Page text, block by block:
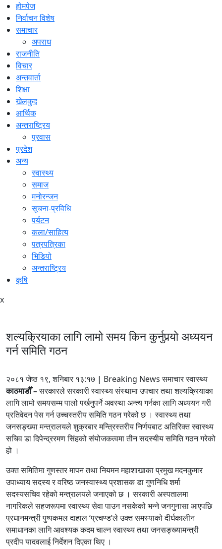
होमपेज
निर्वाचन विशेष
समाचार
अपराध
राजनीति
विचार
अन्तवार्ता
शिक्षा
खेलकुद
आर्थिक
अन्तराष्ट्रिय
प्रवास
प्रदेश
अन्य
स्वास्थ्य
समाज
मनोरन्जन
सूचना-प्रविधि
पर्यटन
कला/साहित्य
पत्रपत्रिका
भिडियो
अन्तराष्ट्रिय
कृषि
x
शल्यक्रियाका लागि लामो समय किन कुर्नुपर्‍यो अध्ययन
गर्न समिति गठन
२०८१ जेष्ठ १९, शनिबार १३:१७ | Breaking News समाचार स्वास्थ्य
काठमाडौँ –सरकारले सरकारी स्वास्थ्य संस्थामा उपचार तथा शल्यक्रियाका
लागि लामो समयसम्म पालो पर्खनुपर्ने अवस्था अन्त्य गर्नका लागि अध्ययन गरी
प्रतिवेदन पेस गर्न उच्चस्तरीय समिति गठन गरेको छ । स्वास्थ्य तथा
जनसङ्ख्या मन्त्रालयले शुक्रबार मन्त्रिस्तरीय निर्णयबाट अतिरिक्त स्वास्थ्य
सचिव डा दिपेन्द्ररमण सिंहको संयोजकत्वमा तीन सदस्यीय समिति गठन गरेको
हो ।
उक्त समितिमा गुणस्तर मापन तथा नियमन महाशाखाका प्रमुख मदनकुमार
उपाध्याय सदस्य र वरिष्ठ जनस्वास्थ्य प्रशासक डा गुणनिधि शर्मा
सदस्यसचिव रहेको मन्त्रालयले जनाएको छ । सरकारी अस्पतालमा
नागरिकले सहजरूपमा स्वास्थ्य सेवा पाउन नसकेको भन्ने जनगुनासा आएपछि
प्रधानमन्त्री पुष्पकमल दाहाल ‘प्रचण्ड’ले उक्त समस्याको दीर्घकालीन
समाधानका लागि आवश्यक कदम चाल्न स्वास्थ्य तथा जनसङ्ख्यामन्त्री
प्रदीप यादवलाई निर्देशन दिएका थिए ।